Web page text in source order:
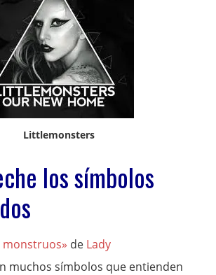
Littlemonsters
los símbolos
monstruos» de Lady
muchos símbolos que entienden